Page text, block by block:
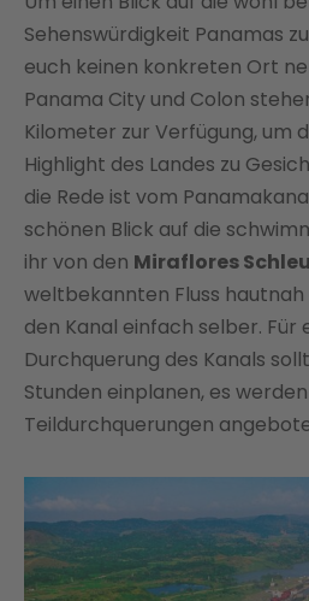
Sehenswürdigkeit Panamas
euch keinen konkreten Ort
Panama City und Colon
Kilometer zur Verfügung, um
Highlight des Landes zu
die Rede ist vom
schönen Blick auf die
ihr von den Miraflores
weltbekannten Fluss
den Kanal einfach selber.
Durchquerung des Kanals
Stunden einplanen, es
Teildurchquerungen